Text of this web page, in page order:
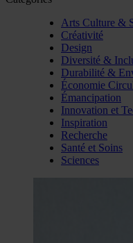
Arts Culture &
Créativité
Design
Diversité &
Durabilité &
Économie
Émancipation
Innovation et
Inspiration
Recherche
Santé et Soins
Sciences